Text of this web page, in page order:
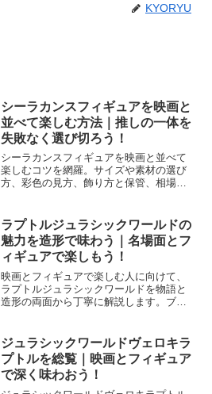
KYORYU
シーラカンスフィギュアを映画と
並べて楽しむ方法｜推しの一体を
失敗なく選び切ろう！
シーラカンスフィギュアを映画と並べて
楽しむコツを網羅。サイズや素材の選び
方、彩色の見方、飾り方と保管、相場感
ラプトルジュラシックワールドの
魅力を造形で味わう｜名場面とフ
ィギュアで楽しもう！
映画とフィギュアで楽しむ人に向けて、
ラプトルジュラシックワールドを物語と
造形の両面から丁寧に解説します。ブル
解できます。
ジュラシックワールドヴェロキラ
プトルを総覧｜映画とフィギュア
で深く味わおう！